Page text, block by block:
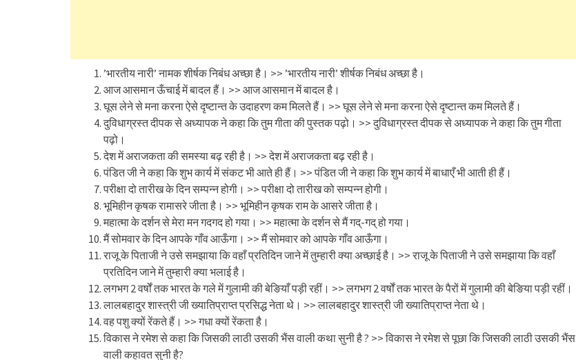
’भारतीय नारी’ नामक शीर्षक निबंध अच्छा है। >> ’भारतीय नारी’ शीर्षक निबंध अच्छा है।
आज आसमान ऊँचाई में बादल हैं। >> आज आसमान में बादल है।
घूस लेने से मना करना ऐसे दृष्टान्त के उदाहरण कम मिलते हैं। >> घूस लेने से मना करना ऐसे दृष्टान्त कम मिलते हैं।
दुविधाग्रस्त दीपक से अध्यापक ने कहा कि तुम गीता की पुस्तक पढ़ो। >> दुविधाग्रस्त दीपक से अध्यापक ने कहा कि तुम गीता
पढ़ो।
देश में अराजकता की समस्या बढ़ रही है। >> देश में अराजकता बढ़ रही है।
पंडित जी ने कहा कि शुभ कार्य में संकट भी आते ही हैं। >> पंडित जी ने कहा कि शुभ कार्य में बाधाएँ भी आती ही हैं।
परीक्षा दो तारीख के दिन सम्पन्न होगी। >> परीक्षा दो तारीख को सम्पन्न होगी।
भूमिहीन कृषक रामासरे जीता है। >> भूमिहीन कृषक राम के आसरे जीता है।
महात्मा के दर्शन से मेरा मन गदगद हो गया। >> महात्मा के दर्शन से मैं गद्-गद् हो गया।
मैं सोमवार के दिन आपके गाँव आऊँगा। >> मैं सोमवार को आपके गाँव आऊँगा।
राजू के पिताजी ने उसे समझाया कि वहाँ प्रतिदिन जाने में तुम्हारी क्या अच्छाई है। >> राजू के पिताजी ने उसे समझाया कि वहाँ
प्रतिदिन जाने में तुम्हारी क्या भलाई है।
लगभग 2 वर्षों तक भारत के गले में गुलामी की बेङियाँ पड़ी रहीं। >> लगभग 2 वर्षों तक भारत के पैरों में गुलामी की बेङिया पड़ी रहीं।
लालबहादुर शास्त्री जी ख्यातिप्राप्त प्रसिद्ध नेता थे। >> लालबहादुर शास्त्री जी ख्यातिप्राप्त नेता थे।
वह पशु क्यों रेंकते हैं। >> गधा क्यों रेंकता है।
विकास ने रमेश से कहा कि जिसकी लाठी उसकी भैंस वाली कथा सुनी है ? >> विकास ने रमेश से पूछा कि जिसकी लाठी उसकी भैंस
वाली कहावत सुनी है?